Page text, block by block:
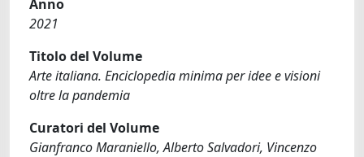
Anno
2021
Titolo del Volume
Arte italiana. Enciclopedia minima per idee e visioni
oltre la pandemia
Curatori del Volume
Gianfranco Maraniello, Alberto Salvadori, Vincenzo